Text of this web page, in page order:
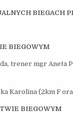
BIEGACH
BIEGOWYM
trener mgr Aneta
Karolina (2km F
BIEGOWYM